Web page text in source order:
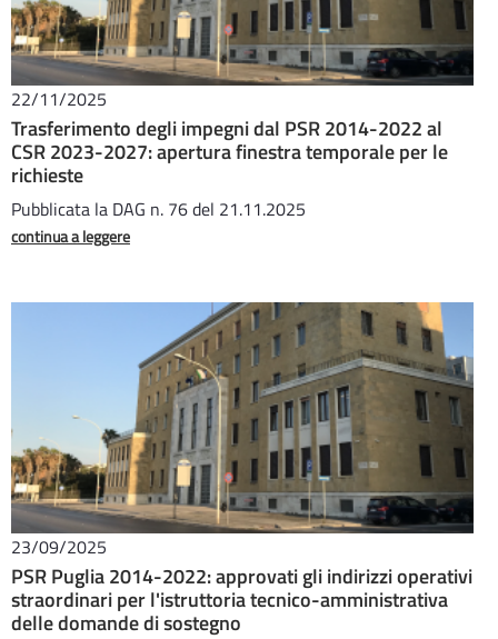
22/11/2025
Trasferimento degli impegni dal PSR 2014-2022 al
CSR 2023-2027: apertura finestra temporale per le
richieste
Pubblicata la DAG n. 76 del 21.11.2025
continua a leggere
23/09/2025
PSR Puglia 2014-2022: approvati gli indirizzi operativi
straordinari per l'istruttoria tecnico-amministrativa
delle domande di sostegno